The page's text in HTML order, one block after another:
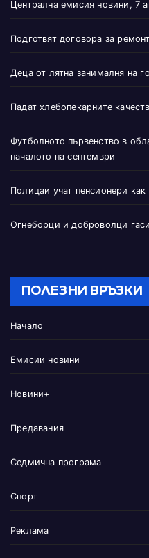
Централна емисия новини, 7
Подготвят договора за
Деца от лятна занималня на
Падат хлебопекарните
Футболното първенство в
началото на септември
Полицаи учат пенсионери
Огнеборци и доброволци
ПОЛЕЗНИ ВРЪЗКИ
Начало
Емисии новини
Новини+
Предавания
Седмична програма
Спорт
Реклама